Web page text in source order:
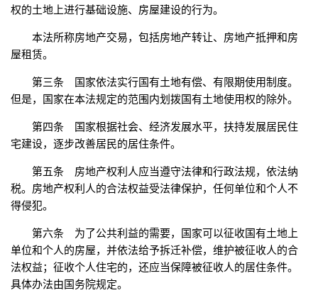
权的土地上进行基础设施、房屋建设的行为。
本法所称房地产交易，包括房地产转让、房地产抵押和房
屋租赁。
第三条 国家依法实行国有土地有偿、有限期使用制度。
但是，国家在本法规定的范围内划拨国有土地使用权的除外。
第四条 国家根据社会、经济发展水平，扶持发展居民住
宅建设，逐步改善居民的居住条件。
第五条 房地产权利人应当遵守法律和行政法规，依法纳
税。房地产权利人的合法权益受法律保护，任何单位和个人不
得侵犯。
第六条 为了公共利益的需要，国家可以征收国有土地上
单位和个人的房屋，并依法给予拆迁补偿，维护被征收人的合
法权益；征收个人住宅的，还应当保障被征收人的居住条件。
具体办法由国务院规定。